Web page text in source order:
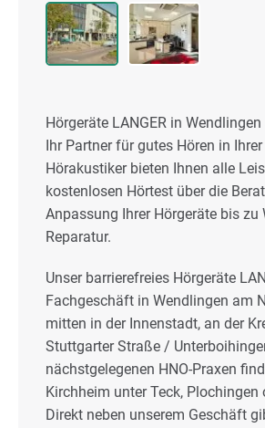
Hörgeräte LANGER in
Ihr Partner für gutes Hören in
Hörakustiker bieten Ihnen alle
kostenlosen Hörtest über die
Anpassung Ihrer Hörgeräte bis zu
Reparatur.
Unser barrierefreies Hörgeräte
Fachgeschäft in Wendlingen am
mitten in der Innenstadt, an der
Stuttgarter Straße /
nächstgelegenen HNO-Praxen
Kirchheim unter Teck, Plochingen
Direkt neben unserem Geschäft